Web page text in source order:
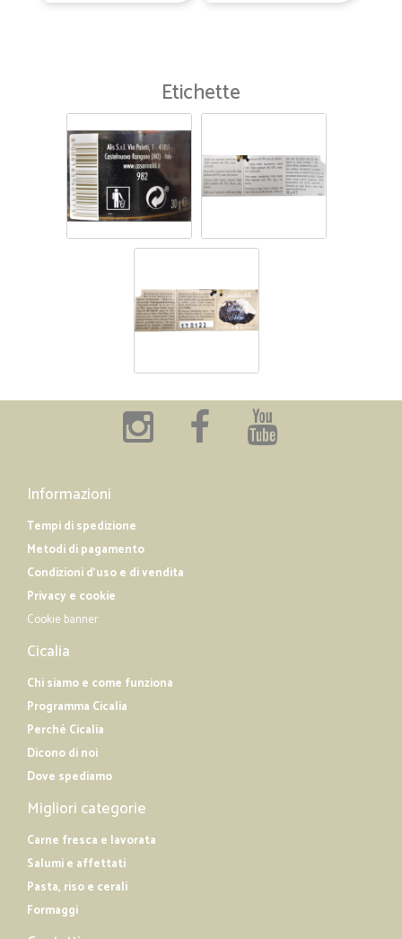
Etichette
Informazioni
Tempi di spedizione
Metodi di pagamento
Condizioni d'uso e di vendita
Privacy e cookie
Cookie banner
Cicalia
Chi siamo e come funziona
Programma Cicalia
Perché Cicalia
Dicono di noi
Dove spediamo
Migliori categorie
Carne fresca e lavorata
Salumi e affettati
Pasta, riso e cerali
Formaggi